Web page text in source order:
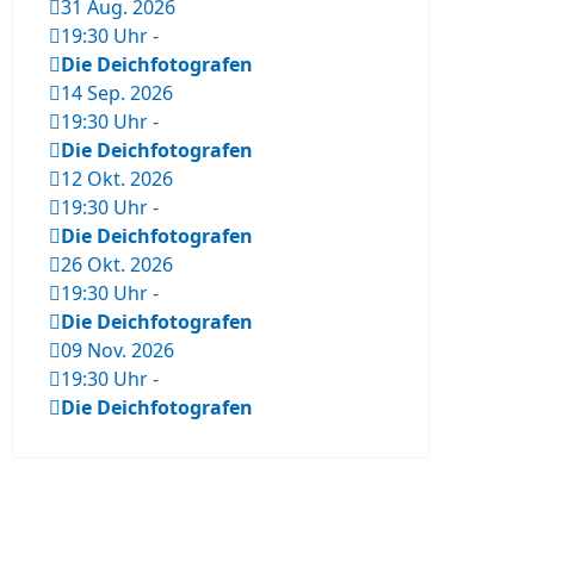
31 Aug. 2026
19:30 Uhr-
Die Deichfotografen
14 Sep. 2026
19:30 Uhr-
Die Deichfotografen
12 Okt. 2026
19:30 Uhr-
Die Deichfotografen
26 Okt. 2026
19:30 Uhr-
Die Deichfotografen
09 Nov. 2026
19:30 Uhr-
Die Deichfotografen